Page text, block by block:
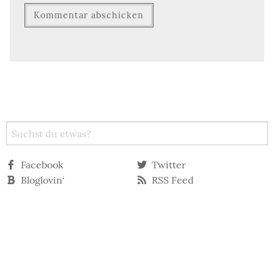
Facebook
Twitter
Bloglovin‘
RSS Feed